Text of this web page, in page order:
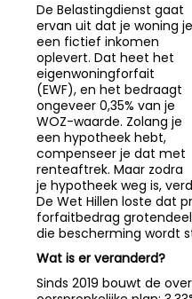
De Belastingdienst gaat
ervan uit dat je woning je
een fictief inkomen
oplevert. Dat heet het
eigenwoningforfait
(EWF), en het bedraagt
ongeveer 0,35% van je
WOZ-waarde. Zolang je
een hypotheek hebt,
compenseer je dat met
renteaftrek. Maar zodra
je hypotheek weg is,
De Wet Hillen loste dat
forfaitbedrag
die bescherming wordt
Wat is er veranderd?
Sinds 2019 bouwt de